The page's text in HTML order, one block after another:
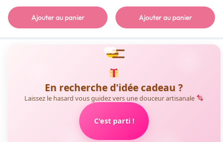
Ajouter au panier Ajouter au panier
En recherche d'idée cadeau ?
Laissez le hasard vous guidez vers une douceur artisanale
C'est parti !